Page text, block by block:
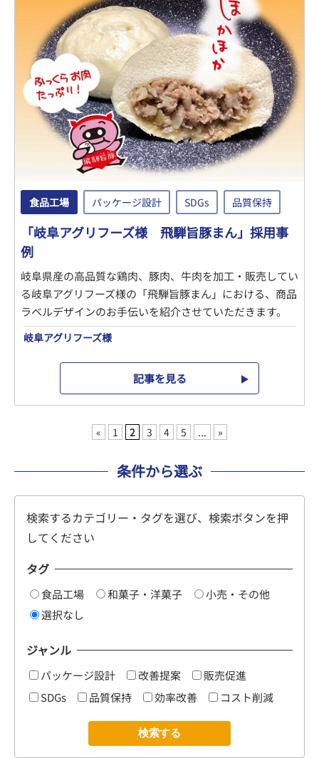
食品工場 パッケージ設計 SDGs 品質保持
「岐阜アグリフーズ様 飛騨旨豚まん」採用事
例
岐阜県産の高品質な鶏肉、豚肉、牛肉を加工・販売してい
る岐阜アグリフーズ様の「飛騨旨豚まん」における、商品
ラベルデザインのお手伝いを紹介させていただきます。
岐阜アグリフーズ様
記事を見る
« 1 2 3 4 5 ... »
条件から選ぶ
検索するカテゴリー・タグを選び、検索ボタンを押
してください
タグ
食品工場 和菓子・洋菓子
小売・その他
選択なし
ジャンル
パッケージ設計 改善提案
販売促進
SDGs
品質保持 効率改善 コスト削減